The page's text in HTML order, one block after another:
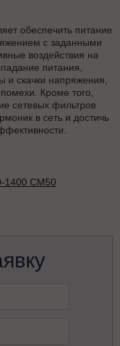
обеспечить питание
с заданными
воздействия на
питания,
скачки напряжения,
Кроме того,
сетевых фильтров
в сеть и достичь